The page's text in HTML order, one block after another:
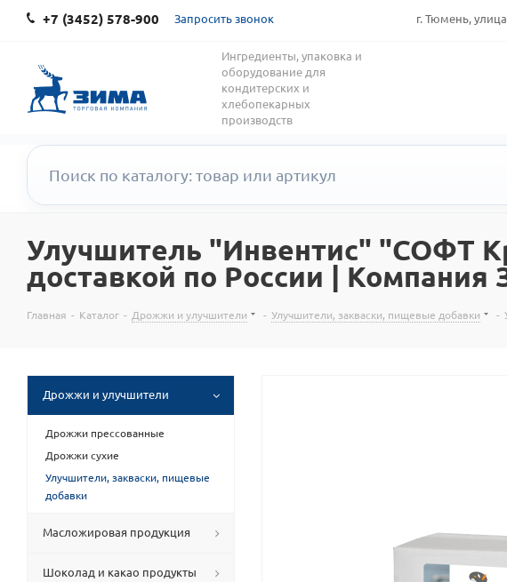
+7 (3452) 578-900 Запросить звонок г. Тюмень,
Ингредиенты, упаковка и
оборудование для
кондитерских и
хлебопекарных
производств
Улучшитель "Инвентис" "СОФТ
доставкой по России | Компания
Главная - Каталог - Дрожжи и улучшители - Улучшители, закваски, пищевые добавки -
Дрожжи и улучшители
Дрожжи прессованные
Дрожжи сухие
Улучшители, закваски, пищевые
добавки
Масложировая продукция
Шоколад и какао продукты